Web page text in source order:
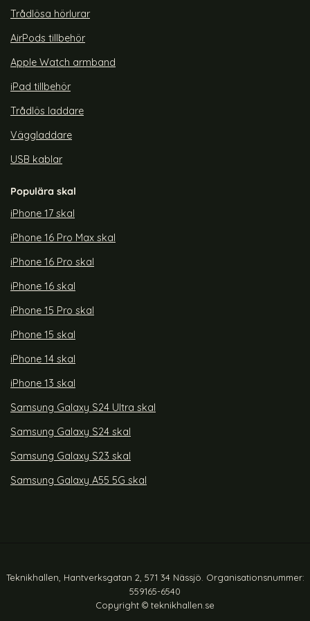
Trådlösa hörlurar
AirPods tillbehör
Apple Watch armband
iPad tillbehör
Trådlös laddare
Väggladdare
USB kablar
Populära skal
iPhone 17 skal
iPhone 16 Pro Max skal
iPhone 16 Pro skal
iPhone 16 skal
iPhone 15 Pro skal
iPhone 15 skal
iPhone 14 skal
iPhone 13 skal
Samsung Galaxy S24 Ultra skal
Samsung Galaxy S24 skal
Samsung Galaxy S23 skal
Samsung Galaxy A55 5G skal
Teknikhallen, Hantverksgatan 2, 571 34 Nässjö. Organisationsnummer:
559165-6540
Copyright © teknikhallen.se